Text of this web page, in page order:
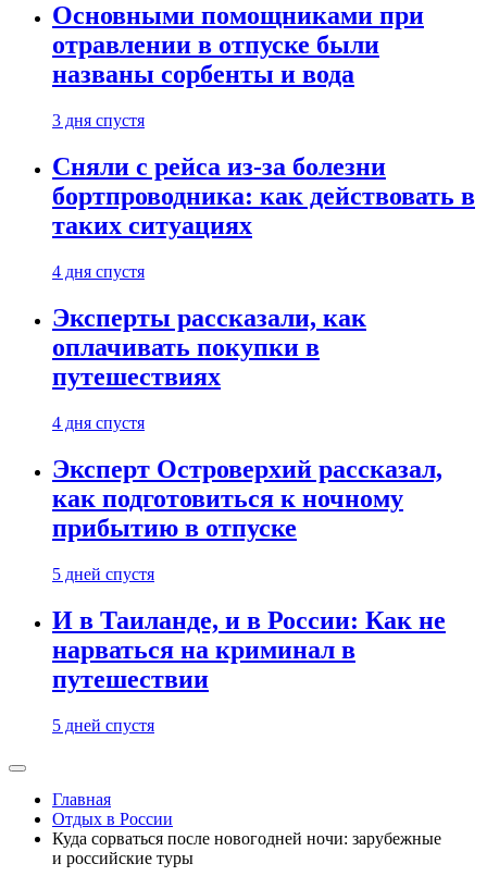
Основными помощниками при
отравлении в отпуске были
названы сорбенты и вода
3 дня спустя
Сняли с рейса из-за болезни
бортпроводника: как действовать в
таких ситуациях
4 дня спустя
Эксперты рассказали, как
оплачивать покупки в
путешествиях
4 дня спустя
Эксперт Островерхий рассказал,
как подготовиться к ночному
прибытию в отпуске
5 дней спустя
И в Таиланде, и в России: Как не
нарваться на криминал в
путешествии
5 дней спустя
Главная
Отдых в России
Куда сорваться после новогодней ночи: зарубежные
и российские туры